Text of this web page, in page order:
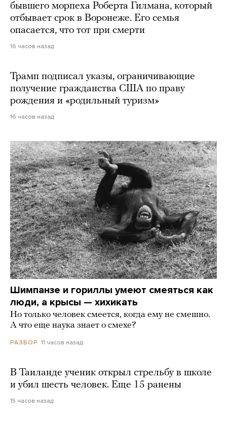
бывшего морпеха Роберта Гилмана, который
отбывает срок в Воронеже. Его семья
опасается, что тот при смерти
16 часов назад
Трамп подписал указы, ограничивающие
получение гражданства США по праву
рождения и «родильный туризм»
16 часов назад
Шимпанзе и гориллы умеют смеяться как
люди, а крысы — хихикать
Но только человек смеется, когда ему не смешно.
А что еще наука знает о смехе?
РАЗБОР 11 часов назад
В Таиланде ученик открыл стрельбу в школе
и убил шесть человек. Еще 15 ранены
15 часов назад